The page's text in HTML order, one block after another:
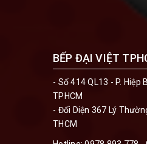
BẾP ĐẠI VIỆT
- Số 414 QL13 - P.
TPHCM
- Đối Diện 367 Lý
THCM